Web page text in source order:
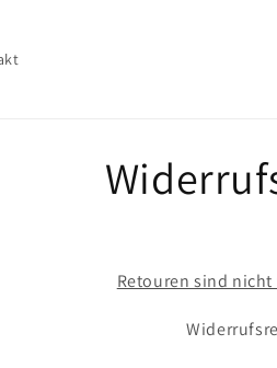
Retouren sind nicht